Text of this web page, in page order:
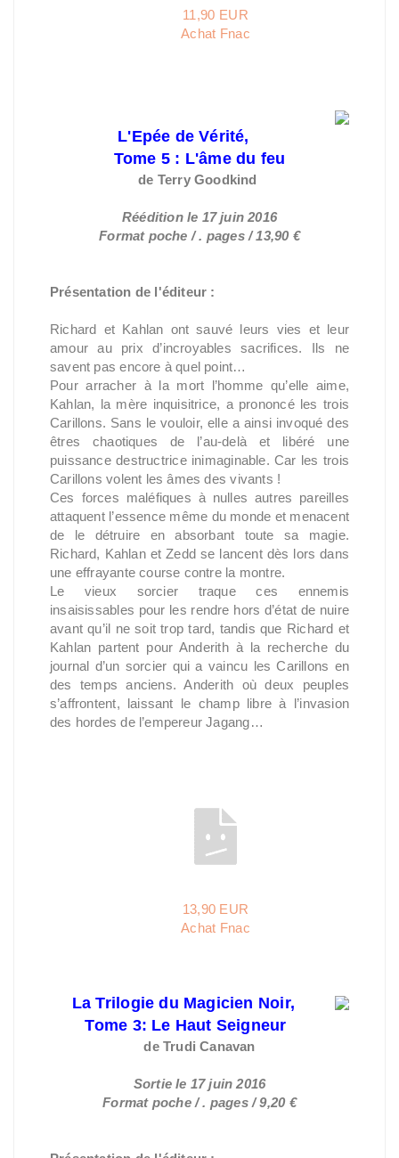
11,90 EUR
Achat Fnac
L'Epée de Vérité,
Tome 5 : L'âme du feu
de Terry Goodkind
Réédition le 17 juin 2016
Format poche / . pages / 13,90 €
Présentation de l'éditeur :
Richard et Kahlan ont sauvé leurs vies et leur
amour au prix d’incroyables sacrifices. Ils ne
savent pas encore à quel point…
Pour arracher à la mort l’homme qu’elle aime,
Kahlan, la mère inquisitrice, a prononcé les trois
Carillons. Sans le vouloir, elle a ainsi invoqué des
êtres chaotiques de l’au-delà et libéré une
puissance destructrice inimaginable. Car les trois
Carillons volent les âmes des vivants !
Ces forces maléfiques à nulles autres pareilles
attaquent l’essence même du monde et menacent
de le détruire en absorbant toute sa magie.
Richard, Kahlan et Zedd se lancent dès lors dans
une effrayante course contre la montre.
Le vieux sorcier traque ces ennemis
insaisissables pour les rendre hors d’état de nuire
avant qu’il ne soit trop tard, tandis que Richard et
Kahlan partent pour Anderith à la recherche du
journal d’un sorcier qui a vaincu les Carillons en
des temps anciens. Anderith où deux peuples
s’affrontent, laissant le champ libre à l’invasion
des hordes de l’empereur Jagang…
13,90 EUR
Achat Fnac
La Trilogie du Magicien Noir,
Tome 3: Le Haut Seigneur
de Trudi Canavan
Sortie le 17 juin 2016
Format poche / . pages / 9,20 €